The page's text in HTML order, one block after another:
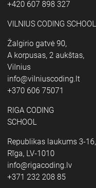
+420 607 898 327
VILNIUS CODING SCHOOL
Žalgirio gatvė 90,
A korpusas, 2 aukštas,
Vilnius
info@vilniuscoding.lt
+370 606 75071
RIGA CODING
SCHOOL
Republikas laukums 3-16,
Rīga, LV-1010
info@rigacoding.lv
+371 232 208 85